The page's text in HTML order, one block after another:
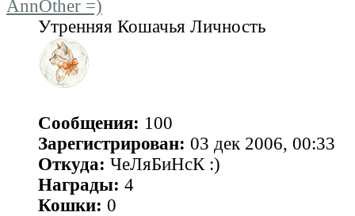
AnnOther =)
Утренняя Кошачья Личность
Сообщения: 100
Зарегистрирован: 03 дек 2006, 00:33
Откуда: ЧеЛяБиНсК :)
Награды: 4
Кошки: 0